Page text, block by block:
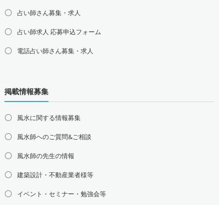
占い師さん募集・求人
占い師求人 応募申込フォーム
電話占い師さん募集・求人
道東の占い師募集・求人
東北地方の占い師募集・求人
宮城県の占い師募集・求人
山形県の占い師募集・求人
関東地方の占い師募集・求人
埼玉県の占い師募集・求人
千葉県の占い師募集・求人
掲載情報募集
風水に関する情報募集
風水師へのご質問&ご相談
風水師の先生の情報
建築設計・不動産業者様等
イベント・セミナー・勉強会等